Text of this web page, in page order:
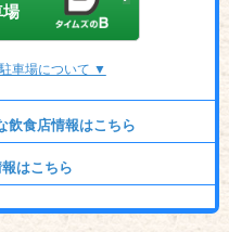
場
車場について ▼
飲食店情報はこちら
はこちら